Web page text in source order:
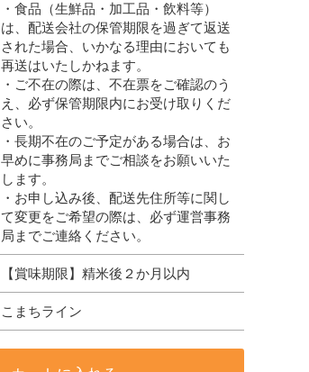
・食品（生鮮品・加工品・飲料等）
は、配送会社の保管期限を過ぎて返送
された場合、いかなる理由においても
再送はいたしかねます。
・ご不在の際は、不在票をご確認のう
え、必ず保管期限内にお受け取りくだ
さい。
・長期不在のご予定がある場合は、お
早めに事務局までご相談をお願いいた
します。
・お申し込み後、配送先住所等に関し
て変更をご希望の際は、必ず運営事務
局までご連絡ください。
【賞味期限】精米後２か月以内
こまちライン